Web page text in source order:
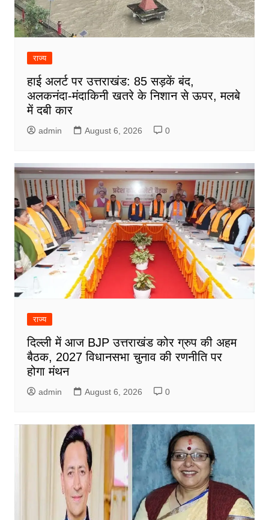
राज्य
हाई अलर्ट पर उत्तराखंड: 85 सड़कें बंद,
अलकनंदा-मंदाकिनी खतरे के निशान से ऊपर, मलबे
में दबी कार
admin August 6, 2026 0
राज्य
दिल्ली में आज BJP उत्तराखंड कोर ग्रुप की अहम
बैठक, 2027 विधानसभा चुनाव की रणनीति पर
होगा मंथन
admin August 6, 2026 0